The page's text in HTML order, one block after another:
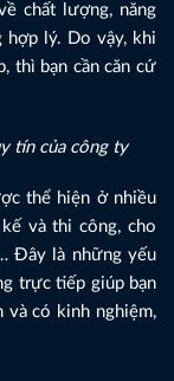
chất lượng, năng
hợp lý. Do vậy, khi
thì bạn cần căn cứ
tín của công ty
thể hiện ở nhiều
và thi công, cho
Đây là những yếu
trực tiếp giúp bạn
có kinh nghiệm,